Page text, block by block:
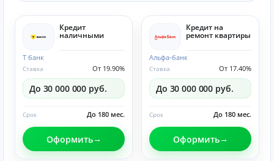
Кредит
наличными
Т банк
От 19.90%
Ставка
До 30 000 000 руб.
До 180 мес.
Срок
Оформить
Кредит на
ремонт квартиры
Альфа-банк
От 17.40%
Ставка
До 30 000 000 руб.
До 180 мес.
Срок
Оформить